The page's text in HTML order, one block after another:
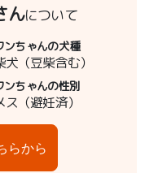
んについて
ンちゃんの犬種
犬（豆柴含む）
ンちゃんの性別
ス（避妊済）
らから